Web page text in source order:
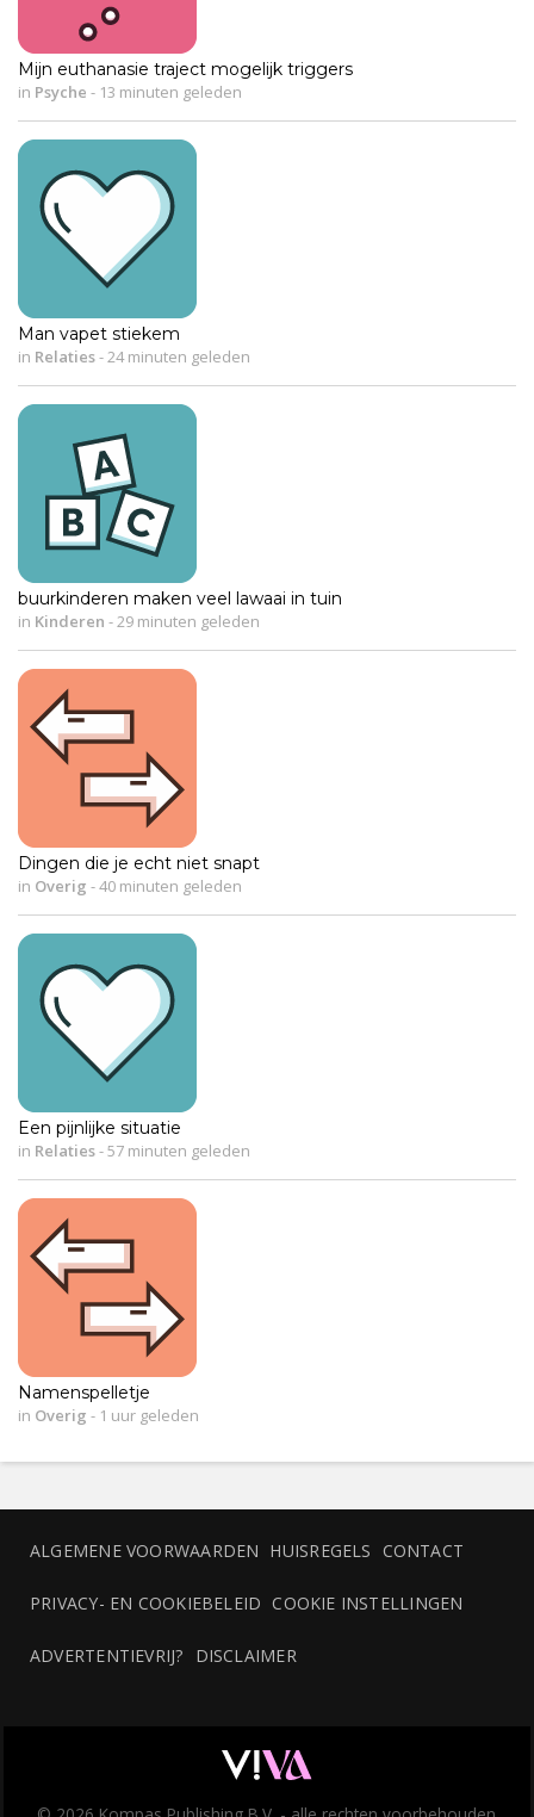
Mijn euthanasie traject mogelijk triggers
in Psyche - 13 minuten geleden
Man vapet stiekem
in Relaties- 24 minuten geleden
buurkinderen maken veel lawaai in tuin
in Kinderen - 29 minuten geleden
Dingen die je echt niet snapt
in Overig -40 minuten geleden
Een pijnlijke situatie
in Relaties-57 minuten geleden
Namenspelletje
in Overig - 1 uur geleden
ALGEMENE VOORWAARDEN HUISREGELS CONTACT
PRIVACY- EN COOKIEBELEID COOKIE INSTELLINGEN
ADVERTENTIEVRIJ? DISCLAIMER